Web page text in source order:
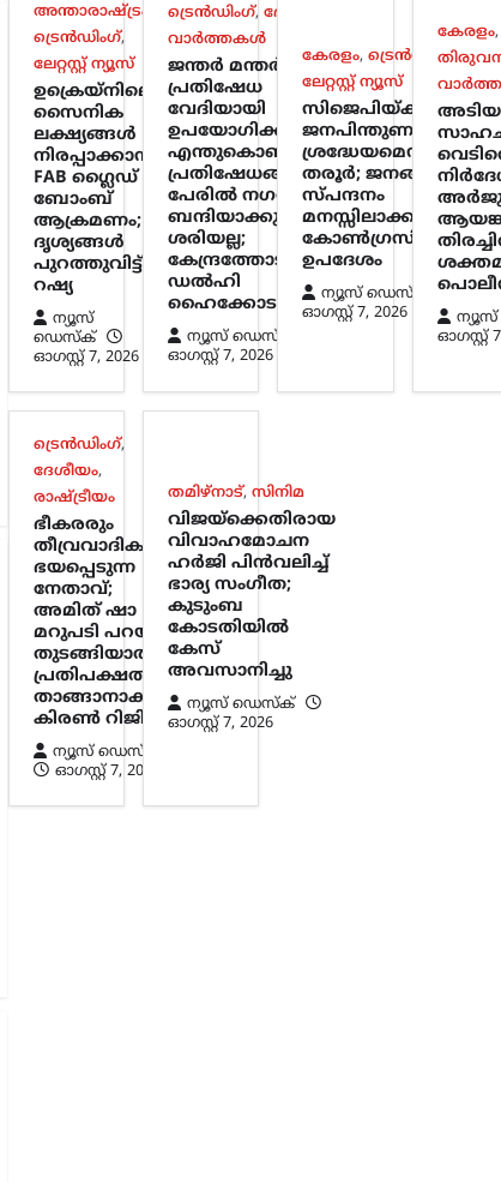
അന്താരാഷ്ട്രം
ട്രെൻഡിംഗ്,
ലേറ്റസ്റ്റ് ന്യൂസ്
ഉക്രെയ്നിലെ
സൈനിക
ലക്ഷ്യങ്ങൾ
നിരപ്പാക്കാൻ
FAB ഗ്ലൈഡ്
ബോംബ്
ആക്രമണം;
ദൃശ്യങ്ങൾ
പുറത്തുവിട്ട്
റഷ്യ
ന്യൂസ്
ഡെസ്ക്
ഓഗസ്റ്റ്‌ 7, 2026
ട്രെൻഡിംഗ്, ദേശീയം
വാർത്തകൾ
ജന്തർ മന്തർ
പ്രതിഷേധ
വേദിയായി
ഉപയോഗിക്കുന്നത്
എന്തുകൊണ്ട്?
പ്രതിഷേധങ്ങളുടെ
പേരിൽ നഗരത്തെ
ബന്ദിയാക്കുന്നത്
ശരിയല്ല;
കേന്ദ്രത്തോട്
ഡൽഹി
ഹൈക്കോടതി
ന്യൂസ് ഡെസ്ക്
ഓഗസ്റ്റ്‌ 7, 2026
കേരളം,ട്രെൻഡിംഗ്,
ലേറ്റസ്റ്റ് ന്യൂസ്
സിജെപിയ്ക്ക് ലഭിച്ച
ജനപിന്തുണ
ശ്രദ്ധേയമെന്ന് ശശി
തരൂർ; ജനങ്ങളുടെ
സ്പന്ദനം
മനസ്സിലാക്കണമെന്ന്
കോൺഗ്രസിന്
ഉപദേശം
ന്യൂസ് ഡെസ്ക്
ഓഗസ്റ്റ്‌ 7, 2026
കേരളം,
ഓഗസ്റ്റ്‌ 7,
ട്രെൻഡിംഗ്,
ദേശീയം,
രാഷ്ട്രീയം
ഭീകരരും
തീവ്രവാദികളും
ഭയപ്പെടുന്ന
നേതാവ്;
അമിത് ഷാ
മറുപടി പറയാൻ
തുടങ്ങിയാൽ
പ്രതിപക്ഷത്തിന്
താങ്ങാനാകില്ല:
കിരൺ റിജിജു
ന്യൂസ് ഡെസ്ക്
ഓഗസ്റ്റ്‌ 7, 2026
തമിഴ്നാട്, സിനിമ
വിജയ്‌ക്കെതിരായ
വിവാഹമോചന
ഹർജി പിൻവലിച്ച്
ഭാര്യ സംഗീത;
കുടുംബ
കോടതിയിൽ
കേസ്
അവസാനിച്ചു
ന്യൂസ് ഡെസ്ക്
ഓഗസ്റ്റ്‌ 7, 2026